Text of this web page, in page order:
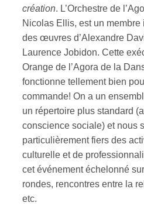
création. L’Orchestre de
Nicolas Ellis, est un
des œuvres d’Alexandre
Laurence Jobidon. Cette
Orange de l’Agora de la
fonctionne tellement bien
commande! On a un
un répertoire plus standard
conscience sociale) et nous
particulièrement fiers des
culturelle et de
cet événement échelonné
rondes, rencontres entre la
etc.